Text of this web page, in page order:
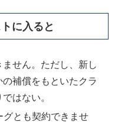
に入ると
せん。ただし、新し
補償をもといたクラ
はない。
グとも契約できませ